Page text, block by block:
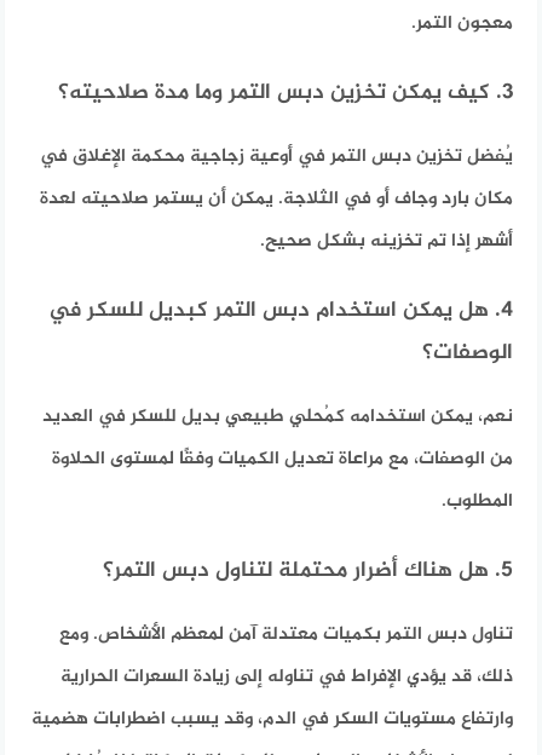
معجون التمر.​
3. كيف يمكن تخزين دبس التمر وما مدة صلاحيته؟
يُفضل تخزين دبس التمر في أوعية زجاجية محكمة الإغلاق في
مكان بارد وجاف أو في الثلاجة. يمكن أن يستمر صلاحيته لعدة
أشهر إذا تم تخزينه بشكل صحيح.​
4. هل يمكن استخدام دبس التمر كبديل للسكر في
الوصفات؟
نعم، يمكن استخدامه كمُحلي طبيعي بديل للسكر في العديد
من الوصفات، مع مراعاة تعديل الكميات وفقًا لمستوى الحلاوة
المطلوب.​
5. هل هناك أضرار محتملة لتناول دبس التمر؟
تناول دبس التمر بكميات معتدلة آمن لمعظم الأشخاص. ومع
ذلك، قد يؤدي الإفراط في تناوله إلى زيادة السعرات الحرارية
وارتفاع مستويات السكر في الدم، وقد يسبب اضطرابات هضمية